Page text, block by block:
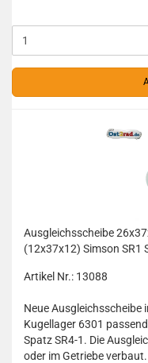
Ausgleichsscheibe
(12x37x12) Simson SR1
Artikel Nr.: 13088
Neue Ausgleichsscheibe
Kugellager 6301
Spatz SR4-1. Die
oder im Getriebe verbaut.